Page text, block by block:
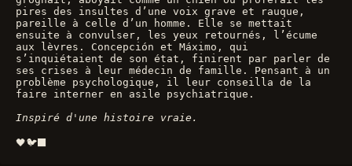
pires des insultes d’une voix grave et rauque,
pareille à celle d’un homme. Elle se mettait
ensuite à convulser, les yeux retournés, l’écume
aux lèvres. Concepción et Máximo, qui
s’inquiétaient de son état, finirent par parler de
ses crises à leur médecin de famille. Pensant à un
problème psychologique, il leur conseilla de la
faire interner en asile psychiatrique.
Inspiré d'une histoire vraie.
🖤🐦‍⬛